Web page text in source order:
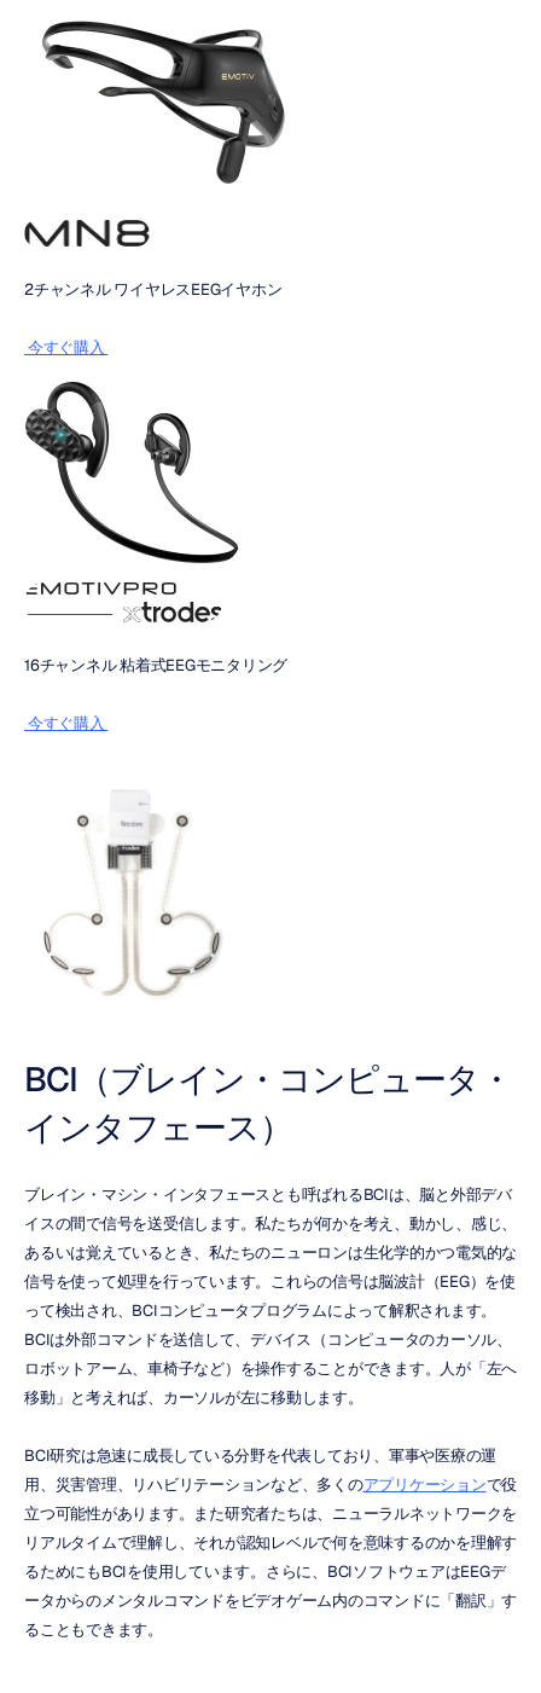
2チャンネル ワイヤレスEEGイヤホン
今すぐ購入
16チャンネル 粘着式EEGモニタリング
今すぐ購入
BCI（ブレイン・コンピュータ・
インタフェース）
ブレイン・マシン・インタフェースとも呼ばれるBCIは、脳と外部デバ
イスの間で信号を送受信します。私たちが何かを考え、動かし、感じ、
あるいは覚えているとき、私たちのニューロンは生化学的かつ電気的な
信号を使って処理を行っています。これらの信号は脳波計（EEG）を使
って検出され、BCIコンピュータプログラムによって解釈されます。
BCIは外部コマンドを送信して、デバイス（コンピュータのカーソル、
ロボットアーム、車椅子など）を操作することができます。人が「左へ
移動」と考えれば、カーソルが左に移動します。
BCI研究は急速に成長している分野を代表しており、軍事や医療の運
用、災害管理、リハビリテーションなど、多くのアプリケーションで役
立つ可能性があります。また研究者たちは、ニューラルネットワークを
リアルタイムで理解し、それが認知レベルで何を意味するのかを理解す
るためにもBCIを使用しています。さらに、BCIソフトウェアはEEGデ
ータからのメンタルコマンドをビデオゲーム内のコマンドに「翻訳」す
ることもできます。